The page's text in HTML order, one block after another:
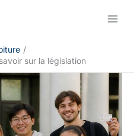
sur la législation